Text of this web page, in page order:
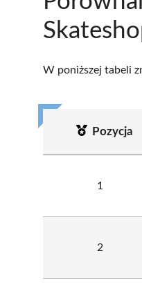
W poniższej tabeli
Pozycja
1
2